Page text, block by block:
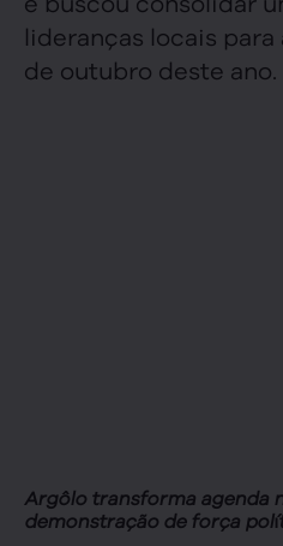
lideranças locais
de outubro deste ano.
Argôlo transforma agenda
demonstração de força